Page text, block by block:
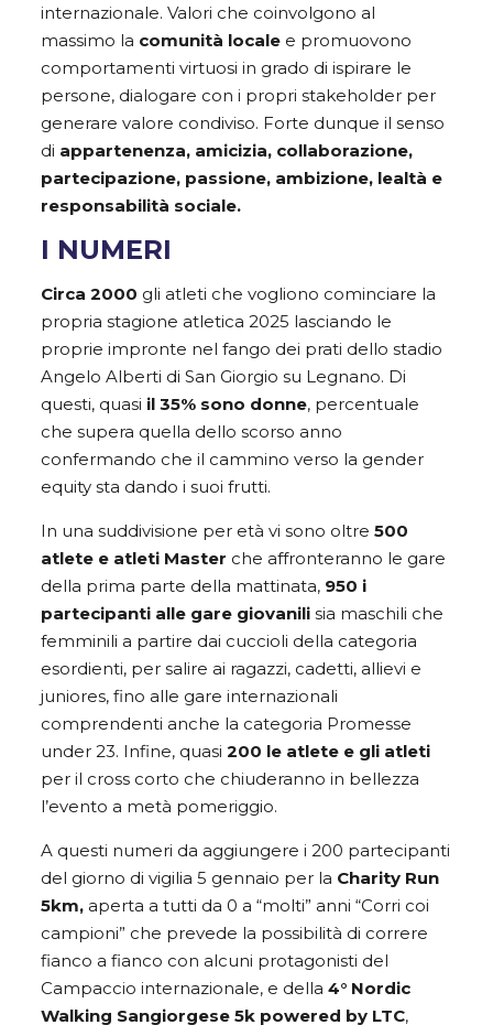
internazionale. Valori che coinvolgono al
massimo la comunità localee promuovono
comportamenti virtuosi in grado di ispirare le
persone, dialogare con i propri stakeholder per
generare valore condiviso. Forte dunque il senso
di appartenenza, amicizia, collaborazione,
partecipazione, passione, ambizione, lealtà e
responsabilità sociale.
I NUMERI
Circa 2000 gli atleti che vogliono cominciare la
propria stagione atletica 2025 lasciando le
proprie impronte nel fango dei prati dello stadio
Angelo Alberti di San Giorgio su Legnano. Di
questi, quasi il 35% sono donne, percentuale
che supera quella dello scorso anno
confermando che il cammino verso la gender
equity sta dando i suoi frutti.
In una suddivisione per età vi sono oltre 500
atlete e atleti Master che affronteranno le gare
della prima parte della mattinata, 950 i
partecipanti alle gare giovanilisia maschili che
femminili a partire dai cuccioli della categoria
esordienti, per salire ai ragazzi, cadetti, allievi e
juniores, fino alle gare internazionali
comprendenti anche la categoria Promesse
under 23. Infine, quasi 200 le atlete e gli atleti
per il cross corto che chiuderanno in bellezza
l’evento a metà pomeriggio.
A questi numeri da aggiungere i 200 partecipanti
del giorno di vigilia 5 gennaio per la Charity Run
5km, aperta a tutti da 0 a “molti” anni “Corri coi
campioni” che prevede la possibilità di correre
fianco a fianco con alcuni protagonisti del
Campaccio internazionale, e della 4° Nordic
Walking Sangiorgese 5k powered by LTC,